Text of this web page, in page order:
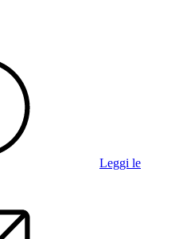
Leggi le